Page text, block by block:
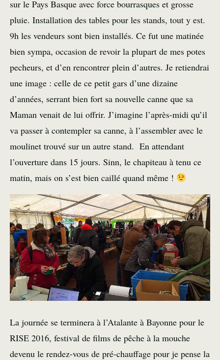
sur le Pays Basque avec force bourrasques et grosse
pluie. Installation des tables pour les stands, tout y est.
9h les vendeurs sont bien installés. Ce fut une matinée
bien sympa, occasion de revoir la plupart de mes potes
pecheurs, et d’en rencontrer plein d’autres. Je retiendrai
une image : celle de ce petit gars d’une dizaine
d’années, serrant bien fort sa nouvelle canne que sa
Maman venait de lui offrir. J’imagine l’après-midi qu’il
va passer à contempler sa canne, à l’assembler avec le
moulinet trouvé sur un autre stand. En attendant
l’ouverture dans 15 jours. Sinn, le chapiteau à tenu ce
matin, mais on s’est bien caillé quand même !
La journée se terminera à l’Atalante à Bayonne pour le
RISE 2016, festival de films de pêche à la mouche
devenu le rendez-vous de pré-chauffage pour je pense la